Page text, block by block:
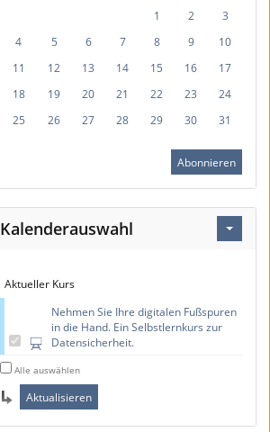
1
2
3
4
5 6 7 8 9
10
11
12 13 14 15 16
17
18
19 20 21 22 23
24
25
26 27 28 29 30 31
Abonnieren
Kalenderauswahl
Aktueller Kurs
Nehmen Sie Ihre digitalen Fußspuren
in die Hand. Ein Selbstlernkurs zur
Datensicherheit.
Alle auswählen